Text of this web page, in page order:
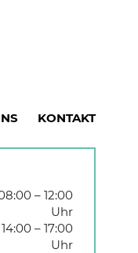
KONTAKT
– 12:00
Uhr
14:00 – 17:00
Uhr